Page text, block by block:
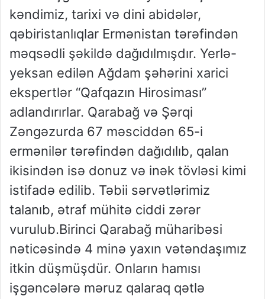
kəndimiz, tarixi və dini abidələr,
qəbiristanlıqlar Ermənistan tərəfindən
məqsədli şəkildə dağıdılmışdır. Yerlə-
yeksan edilən Ağdam şəhərini xarici
ekspertlər “Qafqazın Hirosiması”
adlandırırlar. Qarabağ və Şərqi
Zəngəzurda 67 məsciddən 65-i
ermənilər tərəfindən dağıdılıb, qalan
ikisindən isə donuz və inək tövləsi kimi
istifadə edilib. Təbii sərvətlərimiz
talanıb, ətraf mühitə ciddi zərər
vurulub.Birinci Qarabağ müharibəsi
nəticəsində 4 minə yaxın vətəndaşımız
itkin düşmüşdür. Onların hamısı
işgəncələrə məruz qalaraq qətlə